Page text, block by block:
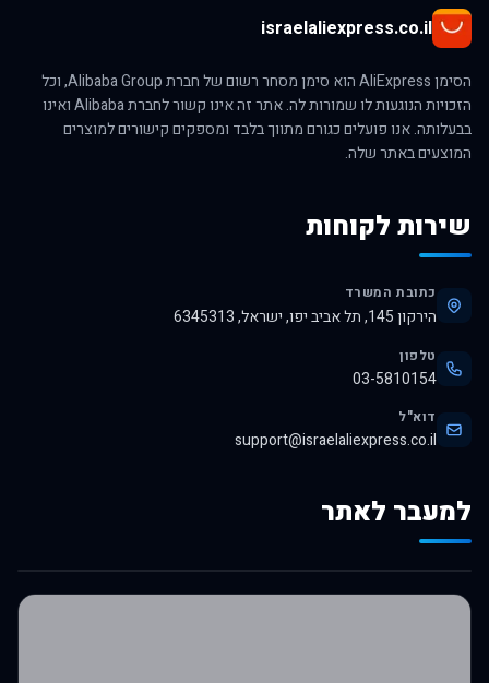
israelaliexpress.co.il
הסימן AliExpress הוא סימן מסחר רשום של חברת Alibaba Group, וכל
הזכויות הנוגעות לו שמורות לה. אתר זה אינו קשור לחברת Alibaba ואינו
בבעלותה. אנו פועלים כגורם מתווך בלבד ומספקים קישורים למוצרים
המוצעים באתר שלה.
שירות לקוחות
כתובת המשרד
הירקון 145, תל אביב יפו, ישראל, 6345313
טלפון
03-5810154
דוא"ל
support@israelaliexpress.co.il
למעבר לאתר
לרכישה באלי אקספרס